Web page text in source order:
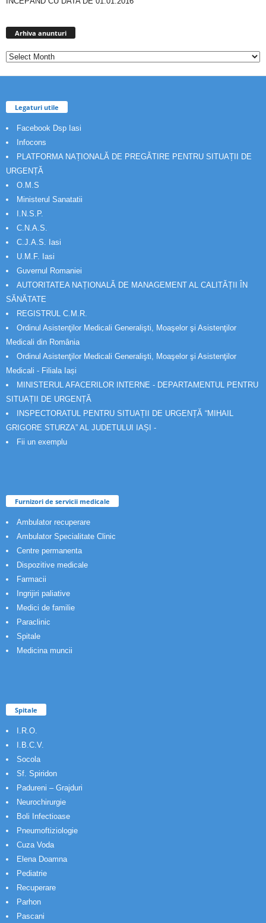
Arhiva anunturi
Legaturi utile
Facebook Dsp Iasi
Infocons
PLATFORMA NAȚIONALĂ DE PREGĂTIRE PENTRU SITUAȚII DE
URGENȚĂ
O.M.S
Ministerul Sanatatii
I.N.S.P.
C.N.A.S.
C.J.A.S. Iasi
U.M.F. Iasi
Guvernul Romaniei
AUTORITATEA NAȚIONALĂ DE MANAGEMENT AL CALITĂȚII ÎN
SĂNĂTATE
REGISTRUL C.M.R.
Ordinul Asistenţilor Medicali Generalişti, Moaşelor şi Asistenţilor
Medicali din România
Ordinul Asistenţilor Medicali Generalişti, Moaşelor şi Asistenţilor
Medicali - Filiala Iași
MINISTERUL AFACERILOR INTERNE - DEPARTAMENTUL PENTRU
SITUAȚII DE URGENȚĂ
INSPECTORATUL PENTRU SITUAȚII DE URGENȚĂ “MIHAIL
GRIGORE STURZA” AL JUDETULUI IAȘI -
Fii un exemplu
Furnizori de servicii medicale
Ambulator recuperare
Ambulator Specialitate Clinic
Centre permanenta
Dispozitive medicale
Farmacii
Ingrijiri paliative
Medici de familie
Paraclinic
Spitale
Medicina muncii
Spitale
I.R.O.
I.B.C.V.
Socola
Sf. Spiridon
Padureni – Grajduri
Neurochirurgie
Boli Infectioase
Pneumoftiziologie
Cuza Voda
Elena Doamna
Pediatrie
Recuperare
Parhon
Pascani